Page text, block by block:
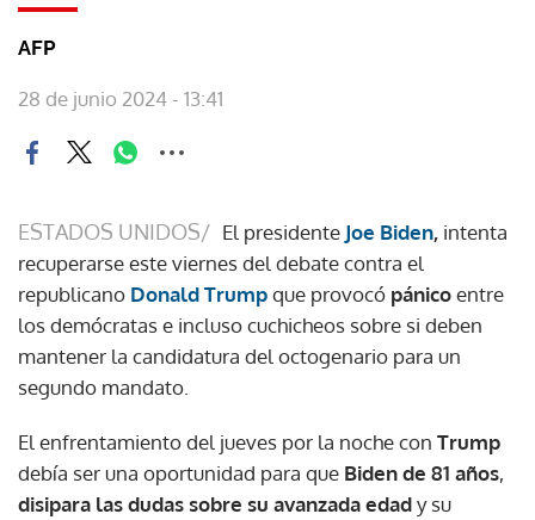
AFP
28 de junio 2024 - 13:41
ESTADOS UNIDOS/ El presidente Joe Biden, intenta
recuperarse este viernes del debate contra el
republicano Donald Trumpque provocó pánicoentre
los demócratas e incluso cuchicheos sobre si deben
mantener la candidatura del octogenario para un
segundo mandato.
El enfrentamiento del jueves por la noche con Trump
debía ser una oportunidad para que Biden de 81 años,
disipara las dudas sobre su avanzada edady su